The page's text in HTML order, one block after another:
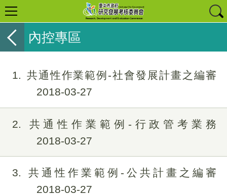
內控專區
1
共通性作業範例-社會發展計畫之編審
2018-03-27
2
共通性作業範例-行政管考業務
2018-03-27
3
共通性作業範例-公共計畫之編審
2018-03-27